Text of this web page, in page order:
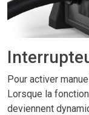
Pour activer
Lorsque la
deviennent